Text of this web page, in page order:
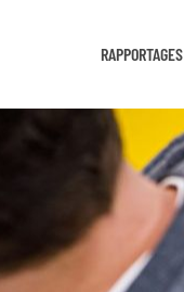
RAPPORTAGES